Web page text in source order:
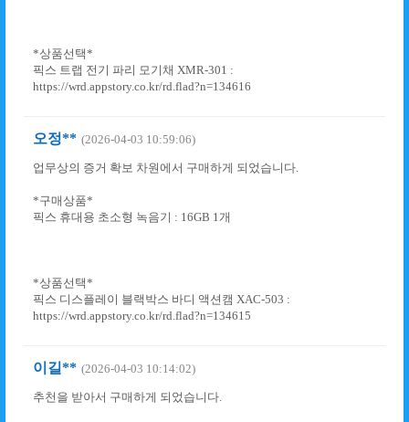
*상품선택*
픽스 트랩 전기 파리 모기채 XMR-301 :
https://wrd.appstory.co.kr/rd.flad?n=134616
오정** (2026-04-03 10:59:06)
업무상의 증거 확보 차원에서 구매하게 되었습니다.
*구매상품*
픽스 휴대용 초소형 녹음기 : 16GB 1개
*상품선택*
픽스 디스플레이 블랙박스 바디 액션캠 XAC-503 :
https://wrd.appstory.co.kr/rd.flad?n=134615
이길** (2026-04-03 10:14:02)
추천을 받아서 구매하게 되었습니다.